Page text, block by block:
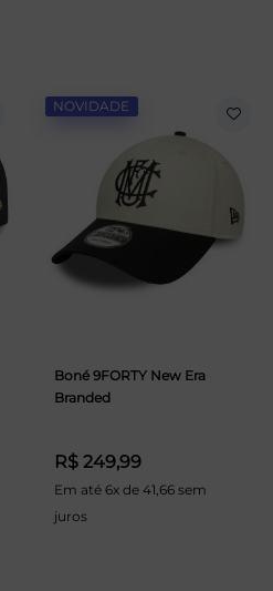
NOVIDADE
Boné 9FORTY New Era
Branded
R$ 249,99
Em até 6x de 41,66 sem
juros